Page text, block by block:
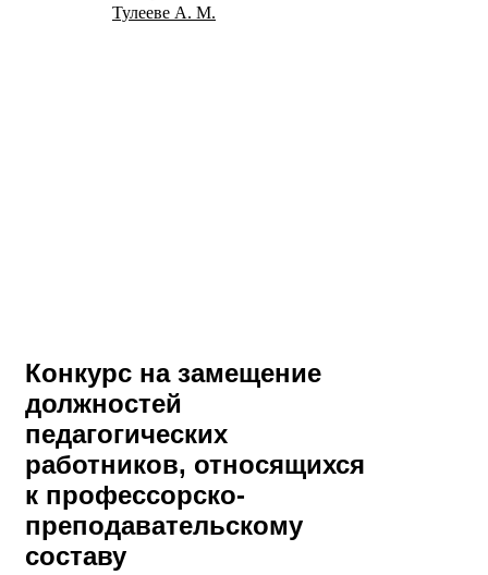
Тулееве А. М.
Конкурс на замещение
должностей
педагогических
работников, относящихся
к профессорско-
преподавательскому
составу